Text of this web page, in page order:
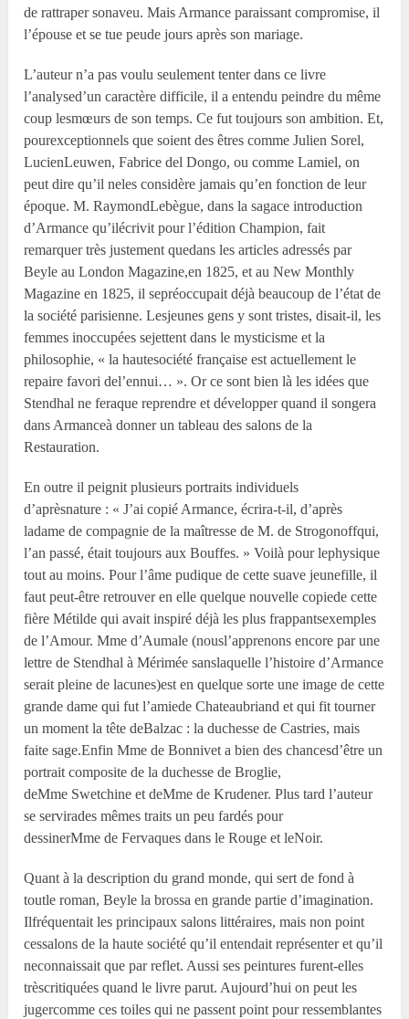
de rattraper sonaveu. Mais Armance paraissant compromise, il
l’épouse et se tue peude jours après son mariage.
L’auteur n’a pas voulu seulement tenter dans ce livre
l’analysed’un caractère difficile, il a entendu peindre du même
coup lesmœurs de son temps. Ce fut toujours son ambition. Et,
pourexceptionnels que soient des êtres comme Julien Sorel,
LucienLeuwen, Fabrice del Dongo, ou comme Lamiel, on
peut dire qu’il neles considère jamais qu’en fonction de leur
époque. M. RaymondLebègue, dans la sagace introduction
d’Armance qu’ilécrivit pour l’édition Champion, fait
remarquer très justement quedans les articles adressés par
Beyle au London Magazine,en 1825, et au New Monthly
Magazine en 1825, il sepréoccupait déjà beaucoup de l’état de
la société parisienne. Lesjeunes gens y sont tristes, disait-il, les
femmes inoccupées sejettent dans le mysticisme et la
philosophie, « la hautesociété française est actuellement le
repaire favori del’ennui… ». Or ce sont bien là les idées que
Stendhal ne feraque reprendre et développer quand il songera
dans Armanceà donner un tableau des salons de la
Restauration.
En outre il peignit plusieurs portraits individuels
d’aprèsnature : « J’ai copié Armance, écrira-t-il, d’après
ladame de compagnie de la maîtresse de M. de Strogonoffqui,
l’an passé, était toujours aux Bouffes. » Voilà pour lephysique
tout au moins. Pour l’âme pudique de cette suave jeunefille, il
faut peut-être retrouver en elle quelque nouvelle copiede cette
fière Métilde qui avait inspiré déjà les plus frappantsexemples
de l’Amour. Mme d’Aumale (nousl’apprenons encore par une
lettre de Stendhal à Mérimée sanslaquelle l’histoire d’Armance
serait pleine de lacunes)est en quelque sorte une image de cette
grande dame qui fut l’amiede Chateaubriand et qui fit tourner
un moment la tête deBalzac : la duchesse de Castries, mais
faite sage.Enfin Mme de Bonnivet a bien des chancesd’être un
portrait composite de la duchesse de Broglie,
deMme Swetchine et deMme de Krudener. Plus tard l’auteur
se servirades mêmes traits un peu fardés pour
dessinerMme de Fervaques dans le Rouge et leNoir.
Quant à la description du grand monde, qui sert de fond à
toutle roman, Beyle la brossa en grande partie d’imagination.
Ilfréquentait les principaux salons littéraires, mais non point
cessalons de la haute société qu’il entendait représenter et qu’il
neconnaissait que par reflet. Aussi ses peintures furent-elles
trèscritiquées quand le livre parut. Aujourd’hui on peut les
jugercomme ces toiles qui ne passent point pour ressemblantes